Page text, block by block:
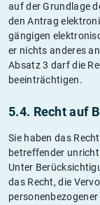
auf der Grundlage
den Antrag
gängigen
er nichts anderes
Absatz 3 darf die
beeinträchtigen.
5.4. Recht auf
Sie haben das
betreffender
Unter
das Recht, die